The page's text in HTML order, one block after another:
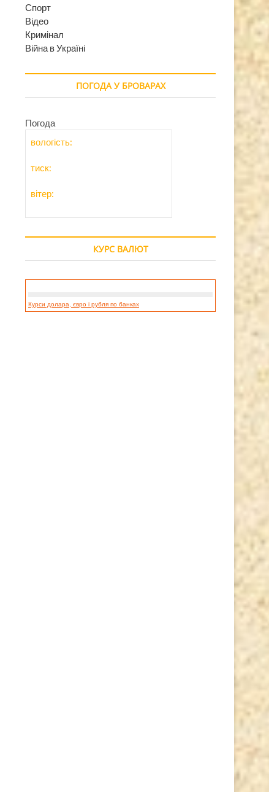
Спорт
Відео
Кримінал
Війна в Україні
ПОГОДА У БРОВАРАХ
Погода
вологість:
тиск:
вітер:
КУРС ВАЛЮТ
Курси долара, євро і рубля по банках